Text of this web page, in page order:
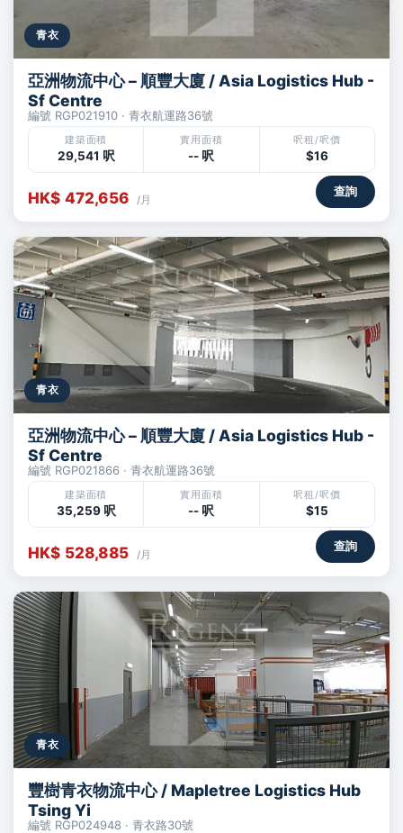
青衣
亞洲物流中心 – 順豐大廈 / Asia Logistics Hub -
Sf Centre
編號 RGP021910 · 青衣航運路36號
建築面積
29,541 呎
實用面積
-- 呎
呎租/呎價
$16
HK$ 472,656 /月
查詢
青衣
亞洲物流中心 – 順豐大廈 / Asia Logistics Hub -
Sf Centre
編號 RGP021866 · 青衣航運路36號
建築面積
35,259 呎
實用面積
-- 呎
呎租/呎價
$15
HK$ 528,885 /月
查詢
青衣
豐樹青衣物流中心 / Mapletree Logistics Hub
Tsing Yi
編號 RGP024948 · 青衣路30號